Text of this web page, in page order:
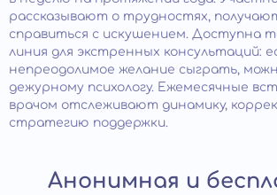
рассказывают о трудностях,
справиться с искушением. Доступна
линия для экстренных консультаций:
непреодолимое желание сыграть,
дежурному психологу. Ежемесячные
врачом отслеживают динамику,
стратегию поддержки.
Анонимная и